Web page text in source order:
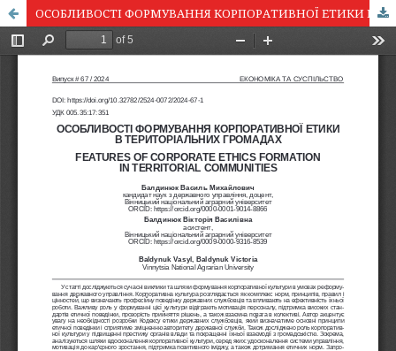
ОСОБЛИВОСТІ ФОРМУВАННЯ КОРПОРАТИВНОЇ ЕТИКИ В ТЕРИТОРІАЛЬНИХ ГРОМАДАХ